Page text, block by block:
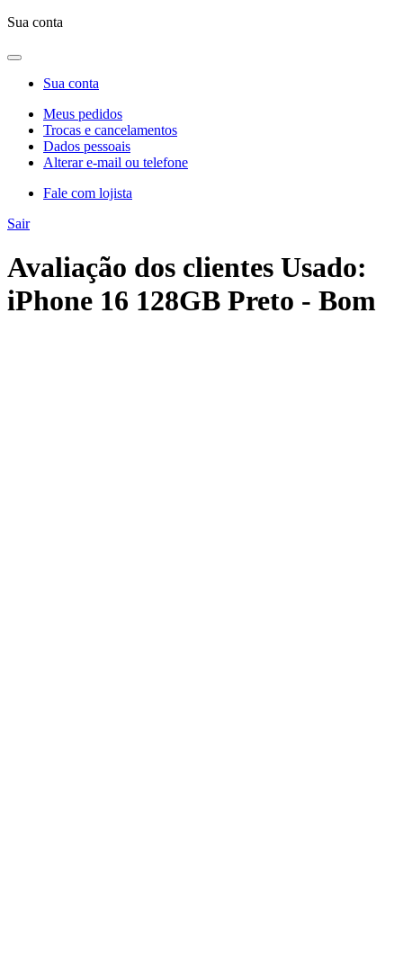
Sua conta
Sua conta
Meus pedidos
Trocas e cancelamentos
Dados pessoais
Alterar e-mail ou telefone
Fale com lojista
Sair
Avaliação dos clientes Usado:
iPhone 16 128GB Preto - Bom